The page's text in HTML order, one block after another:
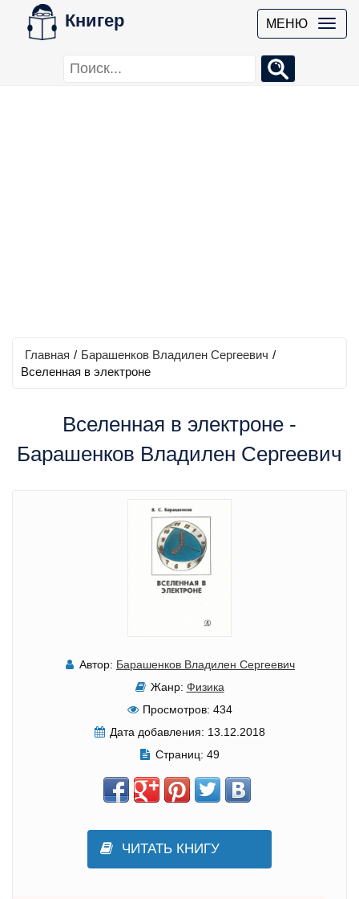
Книгер МЕНЮ
Главная / Барашенков Владилен Сергеевич /
Вселенная в электроне
Вселенная в электроне -
Барашенков Владилен Сергеевич
Автор: Барашенков Владилен Сергеевич
Жанр: Физика
Просмотров: 434
Дата добавления: 13.12.2018
Страниц: 49
ЧИТАТЬ КНИГУ